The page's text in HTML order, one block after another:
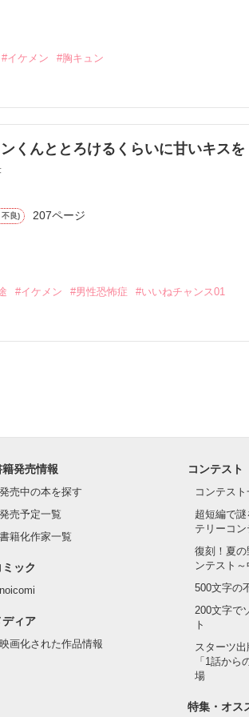
る合図──。
る
になる
#イケメン #胸キュン
くんととろけるくらいに甘いキスを
不良) 207ページ
#イケメン #男性恐怖症 #いいねチャンス01
────
ぶっきらぼう
んなから
籍発売情報
発売中の本を探す
発売予定一覧
書籍化作家一覧
ミック
noicomi
ディア
映画化された作品情報
コンテスト
コンテス
超短編で
テリーコ
復刻！夏
ンテスト
500文字の
200文字で
ト
スターツ
「1話から
場
特集・オス